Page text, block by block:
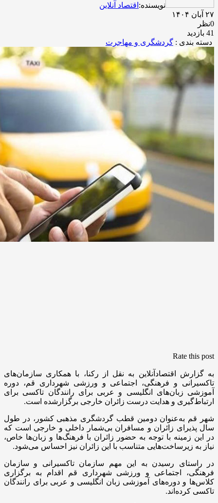
نویسنده: اقتصاد آنلاین
۲۷ آبان ۱۴۰۴
0نظر
41 بازدید
دسته بندی : گردشگری و مهاجرت
Rate this post
به گزارش اقتصادآنلاین به نقل از رکنا، با همکاری سازمان‌های
تاکسیرانی و فرهنگی، اجتماعی و ورزشی شهرداری قم، دوره
آموزشی زبان‌های انگلیسی و عربی برای رانندگان تاکسی برای
ارتباط‌گیری و هدایت درست زائران خارجی برگزارشده است.
شهر قم به‌عنوان دومین قطب گردشگری مذهبی کشور، در طول
سال پذیرای زائران و مسافران بی‌شمار داخلی و خارجی است که
در این زمینه با توجه به حضور زائران با فرهنگ‌ها و زبان‌ها خاص،
نیاز به زیرساخت‌هایی متناسب با این زائران نیز احساس می‌شود.
در راستای رسیدن به این مهم سازمان تاکسیرانی و سازمان
فرهنگی، اجتماعی و ورزشی شهرداری قم اقدام به برگزاری
کلاس‌ها و دوره‌های آموزشی زبان انگلیسی و عربی برای رانندگان
تاکسی کرده‌اند.